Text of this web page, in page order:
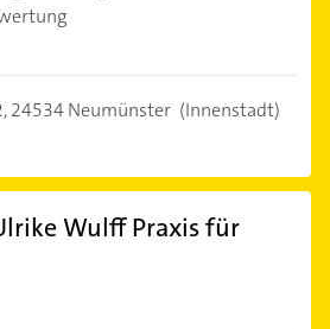
24534 Neumünster (Innenstadt)
Wulff Praxis für